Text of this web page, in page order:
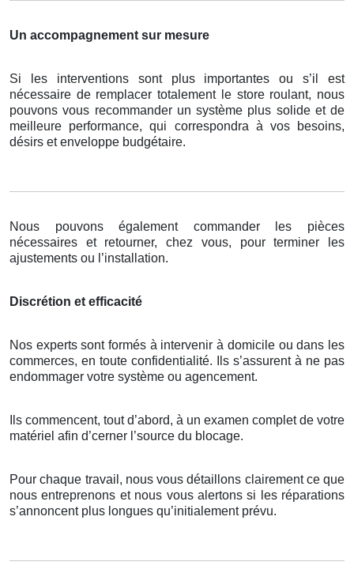
Un accompagnement sur mesure
Si les interventions sont plus importantes ou s’il est
nécessaire de remplacer totalement le store roulant, nous
pouvons vous recommander un système plus solide et de
meilleure performance, qui correspondra à vos besoins,
désirs et enveloppe budgétaire.
Nous pouvons également commander les pièces
nécessaires et retourner, chez vous, pour terminer les
ajustements ou l’installation.
Discrétion et efficacité
Nos experts sont formés à intervenir à domicile ou dans les
commerces, en toute confidentialité. Ils s’assurent à ne pas
endommager votre système ou agencement.
Ils commencent, tout d’abord, à un examen complet de votre
matériel afin d’cerner l’source du blocage.
Pour chaque travail, nous vous détaillons clairement ce que
nous entreprenons et nous vous alertons si les réparations
s’annoncent plus longues qu’initialement prévu.